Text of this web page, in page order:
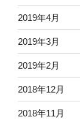
2019年4月
2019年3月
2019年2月
2018年12月
2018年11月